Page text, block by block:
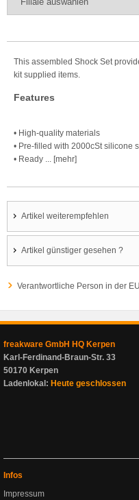
This assembled Shock Set
kit supplied items.
Features
• High-quality materials
• Pre-filled with 2000cSt silicone
• Ready ... [mehr]
Artikel weiterempfehlen
Artikel günstiger gesehen ?
Verantwortliche Person in der EU
freakware GmbH HQ Kerpen
Karl-Ferdinand-Braun-Str. 33
50170 Kerpen
Ladenlokal: Heute geschlossen
Infos
Impressum